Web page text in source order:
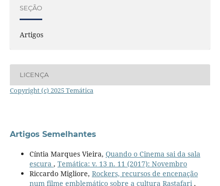
SEÇÃO
Artigos
LICENÇA
Copyright (c) 2025 Temática
Artigos Semelhantes
Cíntia Marques Vieira, Quando o Cinema sai da sala
escura , Temática: v. 13 n. 11 (2017): Novembro
Riccardo Migliore, Rockers, recursos de encenação
num filme emblemático sobre a cultura Rastafari ,